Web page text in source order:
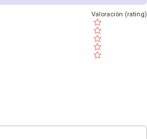
( )
( )
( )
( )
( )
Valoración (rating)